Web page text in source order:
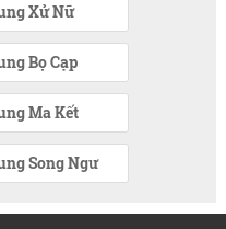
Xử Nữ
Bọ Cạp
Ma Kết
Song Ngư